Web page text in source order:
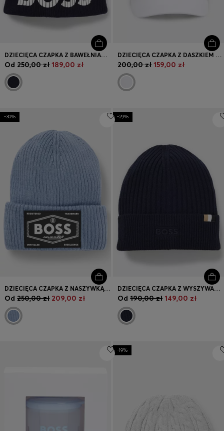
DZIECIĘCA CZAPKA Z BAWEŁNIANEJ DZIANINY Z GUMOWANYM LOGO
Od 250,00 zł 189,00 zł
DZIECIĘCA CZAPKA Z DASZKIEM Z TKANINY DIAGONALNEJ Z MONOGRAMEM DOUBLE B
200,00 zł 159,00 zł
-30%
DZIECIĘCA CZAPKA Z NASZYWKĄ Z LOGO I PODSZEWKĄ ZE SZTUCZNEGO FUTERKA
Od 250,00 zł 209,00 zł
-29%
DZIECIĘCA CZAPKA Z WYSZYWANYM LOGO
Od 190,00 zł 149,00 zł
-19%